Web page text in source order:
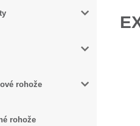
rohože
rohože